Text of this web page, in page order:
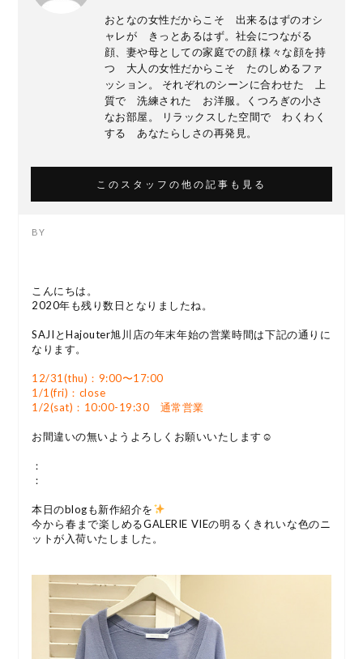
おとなの女性だからこそ 出来るはずのオシ
ャレが きっとあるはず。社会につながる
顔、妻や母としての家庭での顔 様々な顔を持
つ 大人の女性だからこそ たのしめるファ
ッション。 それぞれのシーンに合わせた 上
質で 洗練された お洋服。くつろぎの小さ
なお部屋。 リラックスした空間で わくわく
する あなたらしさの再発見。
このスタッフの他の記事も見る
こんにちは。
2020年も残り数日となりましたね。
SAJIとHajouter旭川店の年末年始の営業時間は下記の通りに
なります。
12/31(thu)：9:00〜17:00
1/1(fri)：close
1/2(sat)：10:00-19:30 通常営業
お間違いの無いようよろしくお願いいたします☺︎
：
：
本日のblogも新作紹介を
今から春まで楽しめるGALERIE VIEの明るくきれいな色のニ
ットが入荷いたしました。